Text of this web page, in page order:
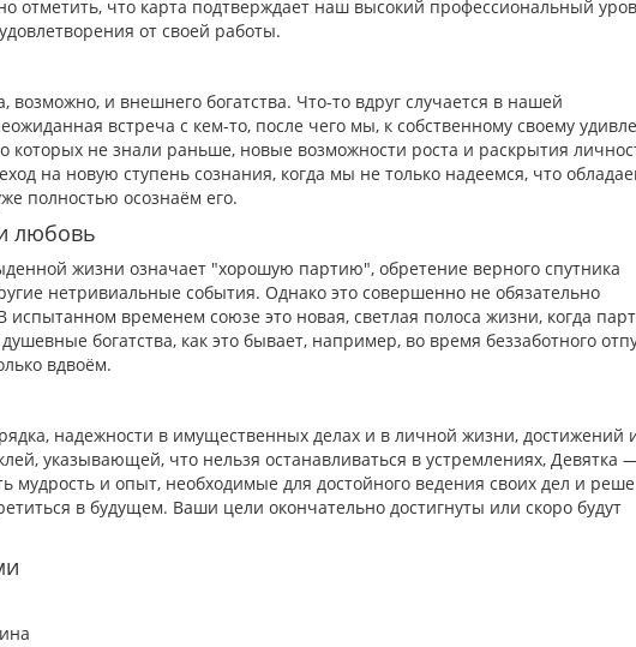
отметить, что карта подтверждает наш высокий профессиональный
от своей работы.
возможно, и внешнего богатства. Что-то вдруг случается в нашей
встреча с кем-то, после чего мы, к собственному своему
которых не знали раньше, новые возможности роста и раскрытия
на новую ступень сознания, когда мы не только надеемся, что
полностью осознаём его.
любовь
жизни означает "хорошую партию", обретение верного спутника
нетривиальные события. Однако это совершенно не обязательно
испытанном временем союзе это новая, светлая полоса жизни, когда
богатства, как это бывает, например, во время беззаботного
вдвоём.
надежности в имущественных делах и в личной жизни, достижений
указывающей, что нельзя останавливаться в устремлениях, Девятка
мудрость и опыт, необходимые для достойного ведения своих дел и
в будущем. Ваши цели окончательно достигнуты или скоро будут